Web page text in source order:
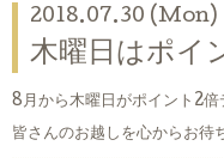
2018.07.30 (Mon)
木曜日はポイ
8月から木曜日がポイント2倍
皆さんのお越しを心からお待